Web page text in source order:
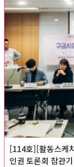
[114호][활동스케
인권 토론회 참관기